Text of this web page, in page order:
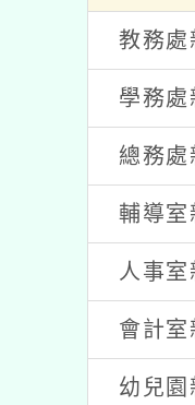
教務
學務
總務
輔導
人事
會計
幼兒